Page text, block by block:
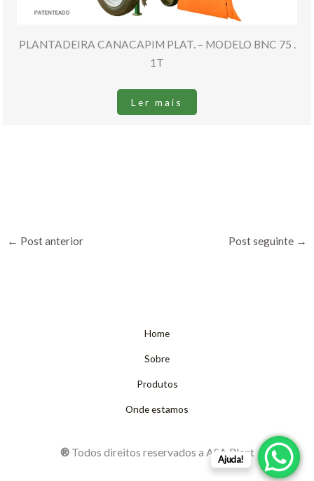
PLANTADEIRA CANACAPIM PLAT. – MODELO BNC 75 .
1T
Ler mais
← Post anterior Post seguinte →
Home
Sobre
Produtos
Onde estamos
® Todos direitos reservados a ASA Plant
Ajuda!